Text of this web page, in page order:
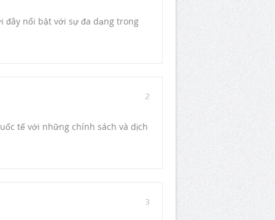
đây nổi bật với sự đa dạng trong
2
tế với những chính sách và dịch
3